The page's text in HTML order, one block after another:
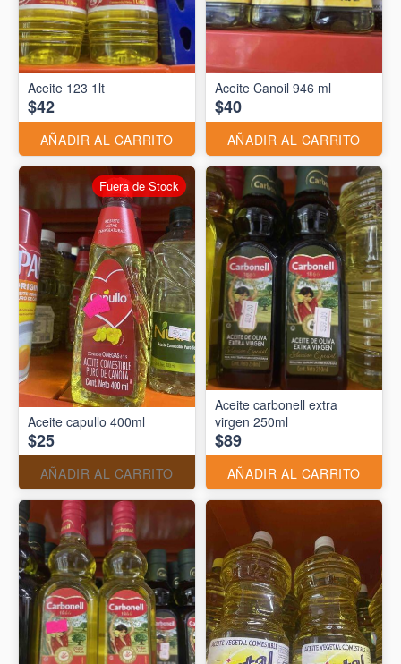
Aceite 123 1lt
$42
AÑADIR AL CARRITO
Aceite Canoil 946 ml
$40
AÑADIR AL CARRITO
Aceite capullo 400ml
$25
AÑADIR AL CARRITO
Fuera de Stock
Aceite carbonell extra
virgen 250ml
$89
AÑADIR AL CARRITO